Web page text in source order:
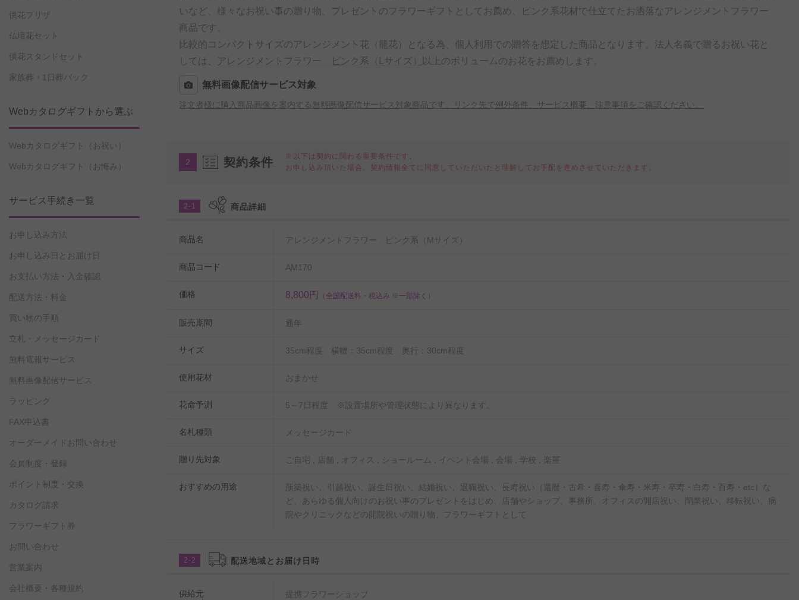
いなど、様々なお祝い事の贈り物、プレゼントのフラワーギフトとしてお薦め、ピンク系花材で仕立てたお洒落なアレンジメントフラワー
商品です。
比較的コンパクトサイズのアレンジメント花（籠花）となる為、個人利用での贈答を想定した商品となります。法人名義で贈るお祝い花と
しては、 アレンジメントフラワー ピンク系（Lサイズ） 以上のボリュームのお花をお薦めします。
無料画像配信サービス対象
注文者様に購入商品画像を案内する無料画像配信サービス対象商品です。リンク先で例外条件、サービス概要、注意事項をご確認ください。
2 契約条件
※以下は契約に関わる重要条件です。
お申し込み頂いた場合、契約情報全てに同意していただいたと理解してお手配を進めさせていただきます。
2-1 商品詳細
商品名 アレンジメントフラワー ピンク系（Mサイズ）
商品コード AM170
価格 8,800円 （全国配送料・税込み ※一部除く）
販売期間 通年
サイズ 35cm程度 横幅：35cm程度 奥行：30cm程度
使用花材 おまかせ
花命予測 5～7日程度 ※設置場所や管理状態により異なります。
名札種類 メッセージカード
贈り先対象 ご自宅 , 店舗 , オフィス , ショールーム , イベント会場 , 会場 , 学校 , 楽屋
おすすめの用途
新築祝い、引越祝い、誕生日祝い、結婚祝い、退職祝い、長寿祝い（還暦・古希・喜寿・傘寿・米寿・卒寿・白寿・百寿・etc）な
ど、あらゆる個人向けのお祝い事のプレゼントをはじめ、店舗やショップ、事務所、オフィスの開店祝い、開業祝い、移転祝い、病
院やクリニックなどの開院祝いの贈り物、フラワーギフトとして
2-2 配送地域とお届け日時
供給元 提携フラワーショップ
供花プリザ
仏壇花セット
供花スタンドセット
家族葬・1日葬パック
Webカタログギフトから選ぶ
Webカタログギフト（お祝い）
Webカタログギフト（お悔み）
サービス手続き一覧
お申し込み方法
お申し込み日とお届け日
お支払い方法・入金確認
配送方法・料金
買い物の手順
立札・メッセージカード
無料電報サービス
無料画像配信サービス
ラッピング
FAX申込書
オーダーメイドお問い合わせ
会員制度・登録
ポイント制度・交換
カタログ請求
フラワーギフト券
お問い合わせ
営業案内
会社概要・各種規約